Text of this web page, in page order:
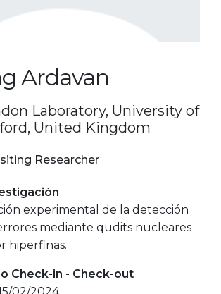
Ardavan
Laboratory, University of
United Kingdom
Researcher
experimental de la detección
mediante qudits nucleares
hiperfinas.
Check-in - Check-out